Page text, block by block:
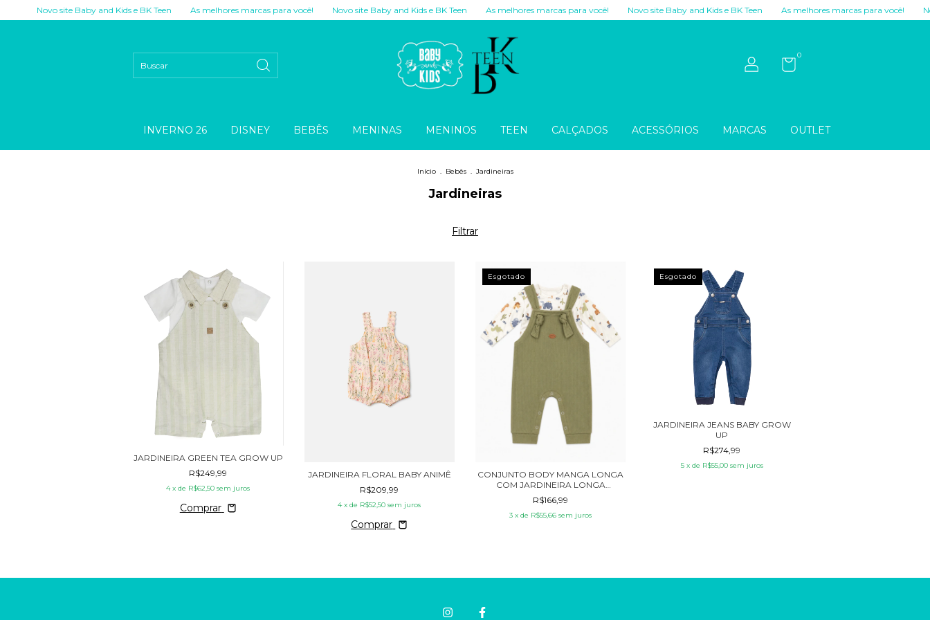
site Baby and Kids e BK Teen As melhores marcas para você! Novo site Baby and Kids e BK Teen As melhores marcas para você! Novo site Baby and Kids e BK Teen As melhores marcas para você! Novo site
0
INVERNO 26 DISNEY BEBÊS MENINAS MENINOS TEEN CALÇADOS ACESSÓRIOS MARCAS OUTLET
Início . Bebês . Jardineiras
Jardineiras
Filtrar
JARDINEIRA GREEN TEA GROW UP
R$249,99
4 x de R$62,50 sem juros
Comprar
JARDINEIRA FLORAL BABY ANIMÊ
R$209,99
4 x de R$52,50 sem juros
Comprar
Esgotado
CONJUNTO BODY MANGA LONGA
COM JARDINEIRA LONGA
ENTREPERNAS DINO MINI & CO
R$166,99
3 x de R$55,66 sem juros
Esgotado
JARDINEIRA JEANS BABY GROW
UP
R$274,99
5 x de R$55,00 sem juros